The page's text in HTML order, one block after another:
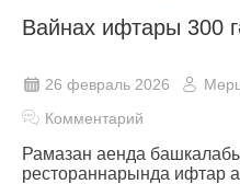
Вайнах ифтары 300
26 февраль 2026
Комментарий
Рамазан аенда
рестораннарында ифтар